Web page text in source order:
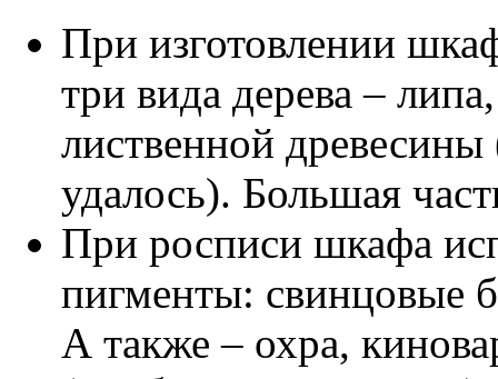
При изготовлении
три вида дерева –
лиственной древесины
удалось). Большая
При росписи шкафа
пигменты: свинцовые
А также – охра,